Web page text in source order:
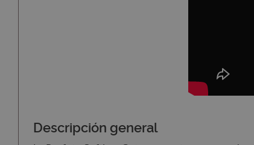
Descripción general